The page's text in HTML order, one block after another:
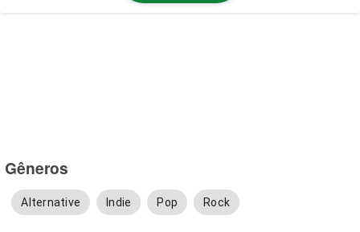
Gêneros
Alternative Indie Pop Rock